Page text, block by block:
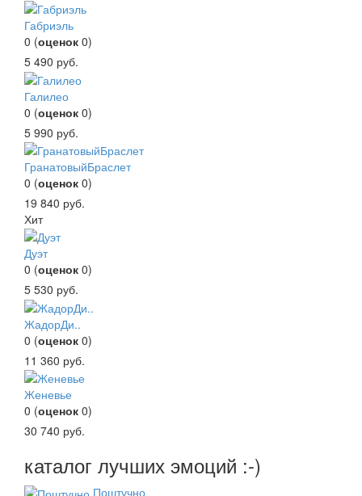
Габриэль
0 (оценок 0)
5 490 руб.
Галилео
0 (оценок 0)
5 990 руб.
ГранатовыйБраслет
0 (оценок 0)
19 840 руб.
Хит
Дуэт
0 (оценок 0)
5 530 руб.
ЖадорДи..
0 (оценок 0)
11 360 руб.
Женевье
0 (оценок 0)
30 740 руб.
каталог лучших эмоций :-)
Поштучно